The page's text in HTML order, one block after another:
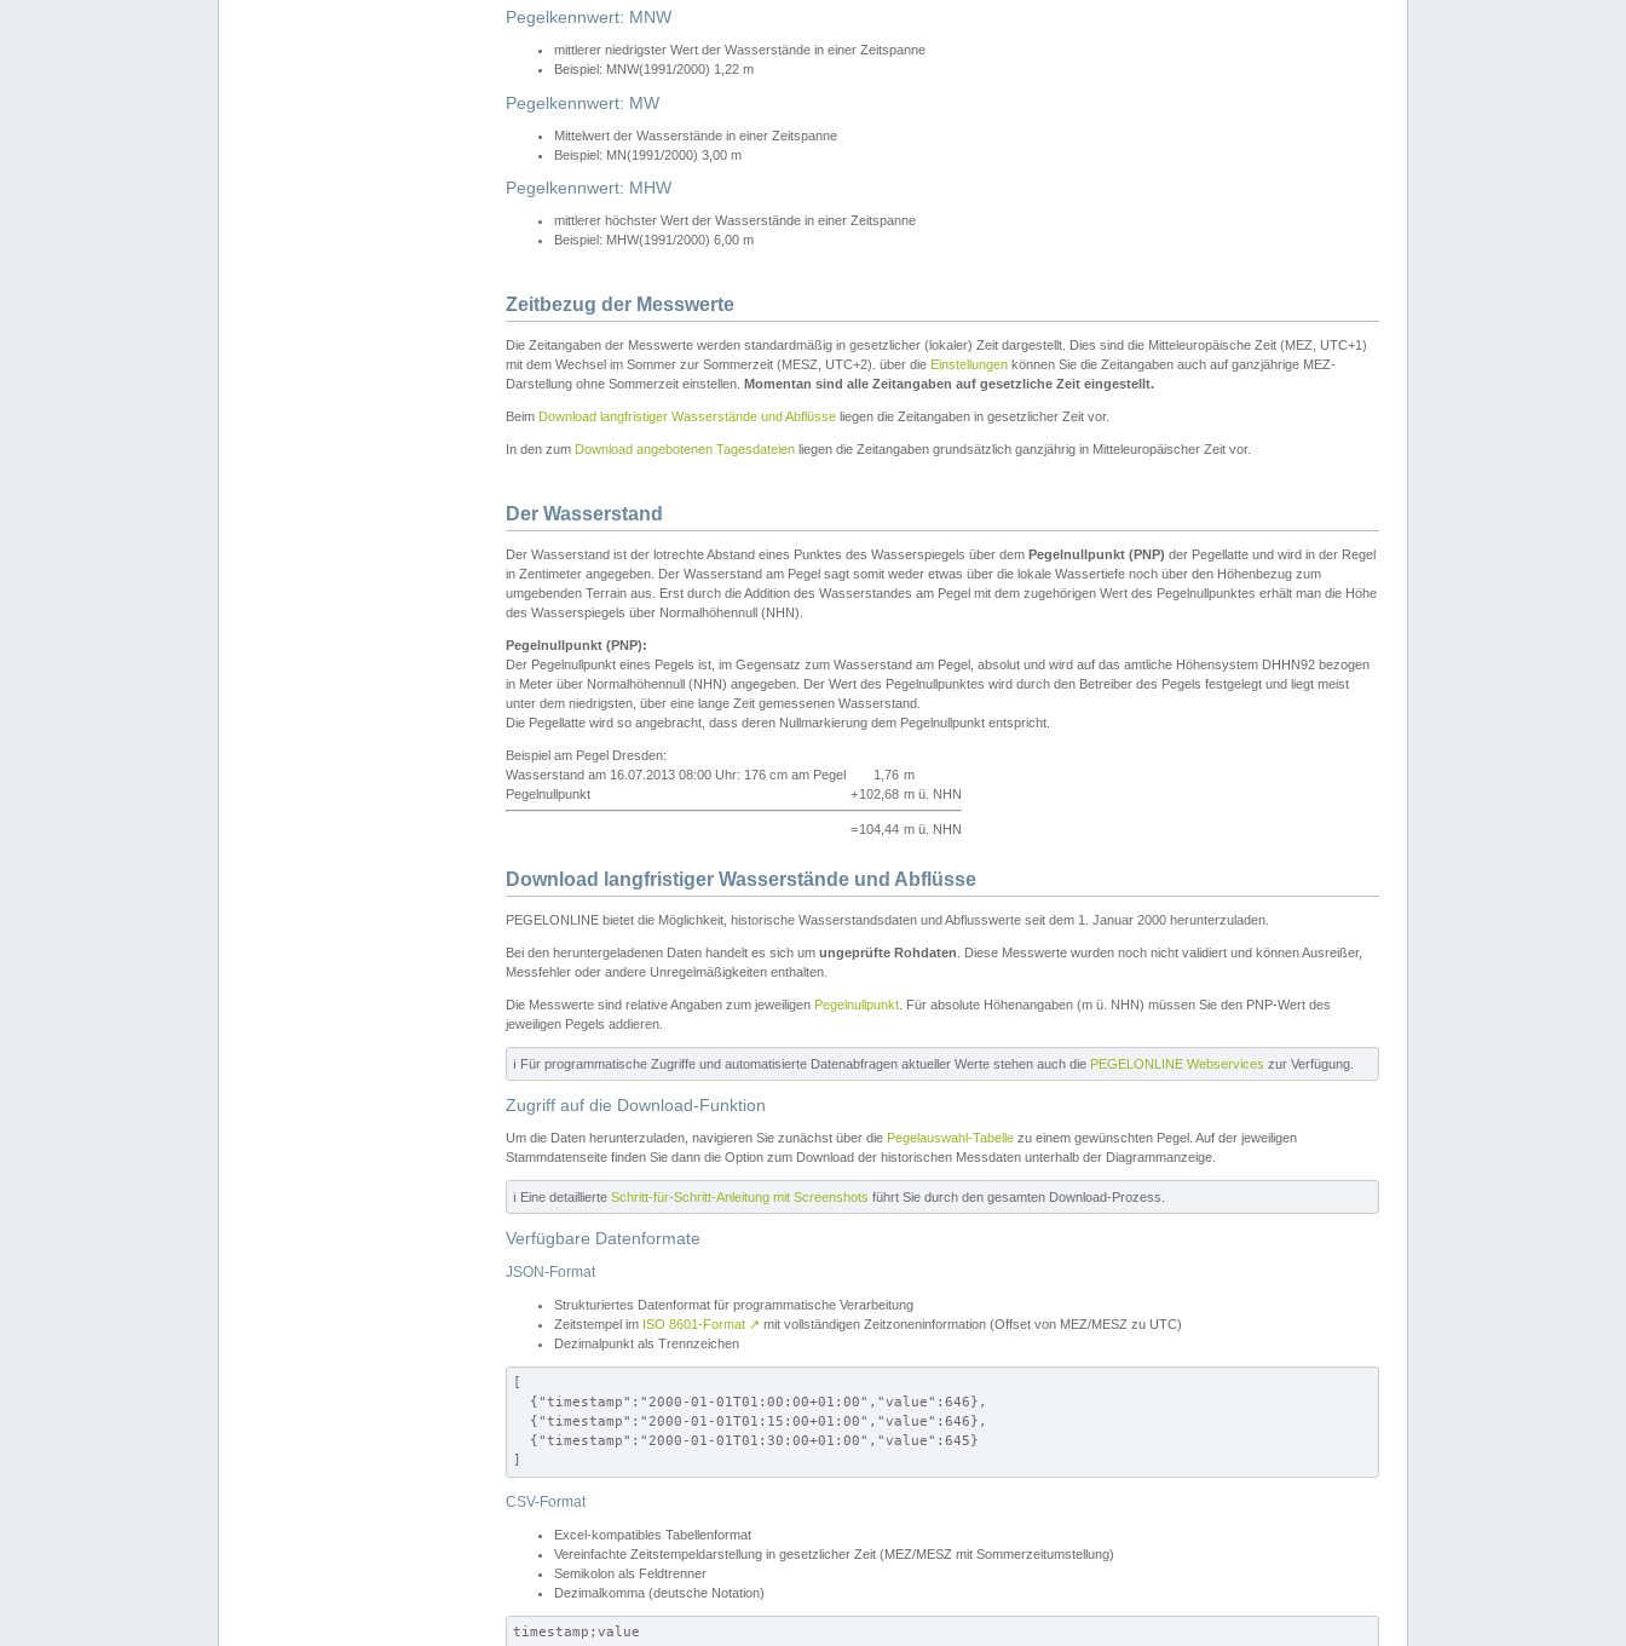
Pegelkennwert: MNW
mittlerer niedrigster Wert der Wasserstände in einer Zeitspanne
Beispiel: MNW(1991/2000) 1,22 m
Pegelkennwert: MW
Mittelwert der Wasserstände in einer Zeitspanne
Beispiel: MN(1991/2000) 3,00 m
Pegelkennwert: MHW
mittlerer höchster Wert der Wasserstände in einer Zeitspanne
Beispiel: MHW(1991/2000) 6,00 m
Zeitbezug der Messwerte
Die Zeitangaben der Messwerte werden standardmäßig in gesetzlicher (lokaler) Zeit dargestellt. Dies sind die Mitteleuropäische Zeit (MEZ, UTC+1)
mit dem Wechsel im Sommer zur Sommerzeit (MESZ, UTC+2). über die Einstellungen können Sie die Zeitangaben auch auf ganzjährige MEZ-
Darstellung ohne Sommerzeit einstellen. Momentan sind alle Zeitangaben auf gesetzliche Zeit eingestellt.
Beim Download langfristiger Wasserstände und Abflüsse liegen die Zeitangaben in gesetzlicher Zeit vor.
In den zum Download angebotenen Tagesdateien liegen die Zeitangaben grundsätzlich ganzjährig in Mitteleuropäischer Zeit vor.
Der Wasserstand
Der Wasserstand ist der lotrechte Abstand eines Punktes des Wasserspiegels über dem Pegelnullpunkt (PNP) der Pegellatte und wird in der Regel
in Zentimeter angegeben. Der Wasserstand am Pegel sagt somit weder etwas über die lokale Wassertiefe noch über den Höhenbezug zum
umgebenden Terrain aus. Erst durch die Addition des Wasserstandes am Pegel mit dem zugehörigen Wert des Pegelnullpunktes erhält man die Höhe
des Wasserspiegels über Normalhöhennull (NHN).
Pegelnullpunkt (PNP):
Der Pegelnullpunkt eines Pegels ist, im Gegensatz zum Wasserstand am Pegel, absolut und wird auf das amtliche Höhensystem DHHN92 bezogen
in Meter über Normalhöhennull (NHN) angegeben. Der Wert des Pegelnullpunktes wird durch den Betreiber des Pegels festgelegt und liegt meist
unter dem niedrigsten, über eine lange Zeit gemessenen Wasserstand.
Die Pegellatte wird so angebracht, dass deren Nullmarkierung dem Pegelnullpunkt entspricht.
Beispiel am Pegel Dresden:
Wasserstand am 16.07.2013 08:00 Uhr: 176 cm am Pegel
1,76 m
Pegelnullpunkt
+102,68 m ü. NHN
=104,44 m ü. NHN
Download langfristiger Wasserstände und Abflüsse
PEGELONLINE bietet die Möglichkeit, historische Wasserstandsdaten und Abflusswerte seit dem 1. Januar 2000 herunterzuladen.
Bei den heruntergeladenen Daten handelt es sich um ungeprüfte Rohdaten . Diese Messwerte wurden noch nicht validiert und können Ausreißer,
Messfehler oder andere Unregelmäßigkeiten enthalten.
Die Messwerte sind relative Angaben zum jeweiligen Pegelnullpunkt . Für absolute Höhenangaben (m ü. NHN) müssen Sie den PNP-Wert des
jeweiligen Pegels addieren.
ℹ️ Für programmatische Zugriffe und automatisierte Datenabfragen aktueller Werte stehen auch die PEGELONLINE Webservices zur Verfügung.
Zugriff auf die Download-Funktion
Um die Daten herunterzuladen, navigieren Sie zunächst über die Pegelauswahl-Tabelle zu einem gewünschten Pegel. Auf der jeweiligen
Stammdatenseite finden Sie dann die Option zum Download der historischen Messdaten unterhalb der Diagrammanzeige.
ℹ️ Eine detaillierte Schritt-für-Schritt-Anleitung mit Screenshots führt Sie durch den gesamten Download-Prozess.
Verfügbare Datenformate
JSON-Format
Strukturiertes Datenformat für programmatische Verarbeitung
Zeitstempel im ISO 8601-Format ↗ mit vollständigen Zeitzoneninformation (Offset von MEZ/MESZ zu UTC)
Dezimalpunkt als Trennzeichen
[
  {"timestamp":"2000-01-01T01:00:00+01:00","value":646},
  {"timestamp":"2000-01-01T01:15:00+01:00","value":646},
  {"timestamp":"2000-01-01T01:30:00+01:00","value":645}
]
CSV-Format
Excel-kompatibles Tabellenformat
Vereinfachte Zeitstempeldarstellung in gesetzlicher Zeit (MEZ/MESZ mit Sommerzeitumstellung)
Semikolon als Feldtrenner
Dezimalkomma (deutsche Notation)
timestamp;value